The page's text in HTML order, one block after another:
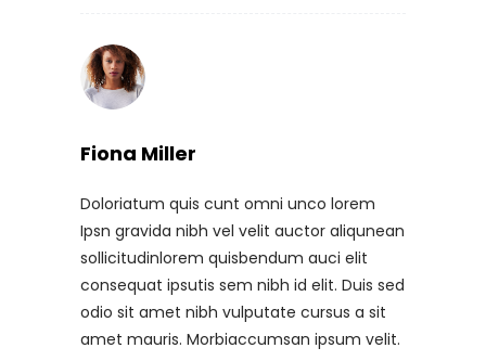
Fiona Miller
Doloriatum quis cunt omni unco lorem
Ipsn gravida nibh vel velit auctor aliqunean
sollicitudinlorem quisbendum auci elit
consequat ipsutis sem nibh id elit. Duis sed
odio sit amet nibh vulputate cursus a sit
amet mauris. Morbiaccumsan ipsum velit.